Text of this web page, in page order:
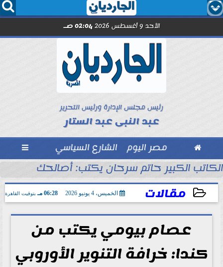
  
الأحد 9 أغسطس 2026 02:04 صـ
رئيس مجلس الإدارة ورئيس التحرير
عبد النبى عبد الستار
 مصر اليوم الشارع السياسي 
الكاتب الكبير حاتم سرحان يكتب: أصالحك على إيه
مقالات الخميس، 4 يونيو 2026 06:28 مـ بتوقيت القاهرة
2026-06-04 18:28:47
عصام بيومي يكتب من
كندا: خرافة التنوير الأوروبي